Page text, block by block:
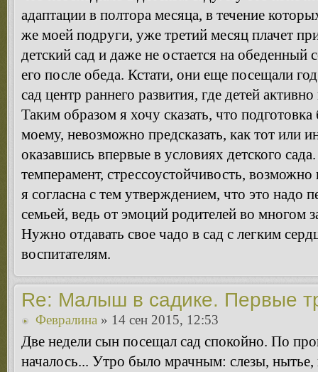
адаптации в полтора месяца, в течение
же моей подруги, уже третий месяц плачет
детский сад и даже не остается на
его после обеда. Кстати, они еще посещали
сад центр раннего развития, где детей
Таким образом я хочу сказать, что
моему, невозможно предсказать, как тот или
оказавшись впервые в условиях детского
темперамент, стрессоустойчивость,
я согласна с тем утверждением, что это надо
семьей, ведь от эмоций родителей во многом
Нужно отдавать свое чадо в сад с легким
воспитателям.
Re: Малыш в садике. Первые
Февралина » 14 сен 2015, 12:53
Две недели сын посещал сад спокойно. По
началось... Утро было мрачным: слезы,